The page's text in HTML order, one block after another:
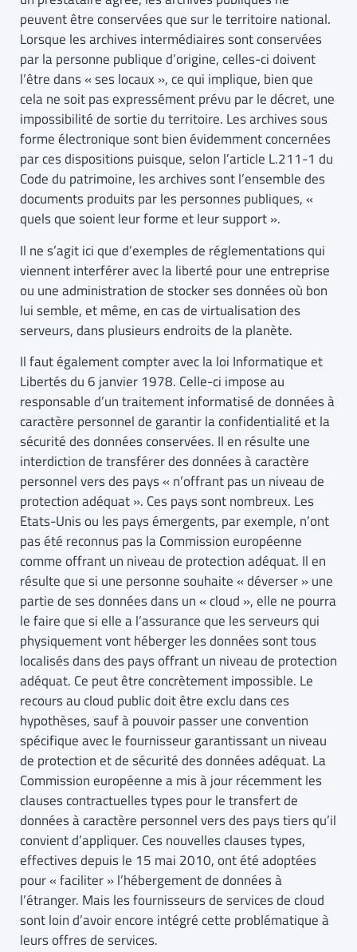
peuvent être conservées que sur le territoire national.
Lorsque les archives intermédiaires sont conservées
par la personne publique d’origine, celles-ci doivent
l’être dans « ses locaux », ce qui implique, bien que
cela ne soit pas expressément prévu par le décret, une
impossibilité de sortie du territoire. Les archives sous
forme électronique sont bien évidemment concernées
par ces dispositions puisque, selon l’article L.211-1 du
Code du patrimoine, les archives sont l’ensemble des
documents produits par les personnes publiques, «
quels que soient leur forme et leur support ».
Il ne s’agit ici que d’exemples de réglementations qui
viennent interférer avec la liberté pour une entreprise
ou une administration de stocker ses données où bon
lui semble, et même, en cas de virtualisation des
serveurs, dans plusieurs endroits de la planète.
Il faut également compter avec la loi Informatique et
Libertés du 6 janvier 1978. Celle-ci impose au
responsable d’un traitement informatisé de données à
caractère personnel de garantir la confidentialité et la
sécurité des données conservées. Il en résulte une
interdiction de transférer des données à caractère
personnel vers des pays « n’offrant pas un niveau de
protection adéquat ». Ces pays sont nombreux. Les
Etats-Unis ou les pays émergents, par exemple, n’ont
pas été reconnus pas la Commission européenne
comme offrant un niveau de protection adéquat. Il en
résulte que si une personne souhaite « déverser » une
partie de ses données dans un « cloud », elle ne pourra
le faire que si elle a l’assurance que les serveurs qui
physiquement vont héberger les données sont tous
localisés dans des pays offrant un niveau de protection
adéquat. Ce peut être concrètement impossible. Le
recours au cloud public doit être exclu dans ces
hypothèses, sauf à pouvoir passer une convention
spécifique avec le fournisseur garantissant un niveau
de protection et de sécurité des données adéquat. La
Commission européenne a mis à jour récemment les
clauses contractuelles types pour le transfert de
données à caractère personnel vers des pays tiers qu’il
convient d’appliquer. Ces nouvelles clauses types,
effectives depuis le 15 mai 2010, ont été adoptées
pour « faciliter » l’hébergement de données à
l’étranger. Mais les fournisseurs de services de cloud
sont loin d’avoir encore intégré cette problématique à
leurs offres de services.